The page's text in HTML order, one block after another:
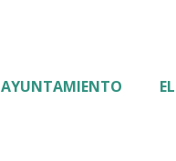
AYUNTAMIENTO